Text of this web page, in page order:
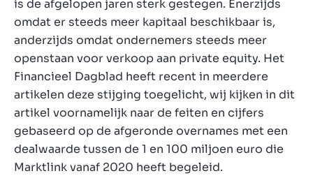
is de afgelopen jaren sterk gestegen. Enerzijds
omdat er steeds meer kapitaal beschikbaar is,
anderzijds omdat ondernemers steeds meer
openstaan voor verkoop aan private equity. Het
Financieel Dagblad heeft recent in meerdere
artikelen deze stijging toegelicht, wij kijken in dit
artikel voornamelijk naar de feiten en cijfers
gebaseerd op de afgeronde overnames met een
dealwaarde tussen de 1 en 100 miljoen euro die
Marktlink vanaf 2020 heeft begeleid.